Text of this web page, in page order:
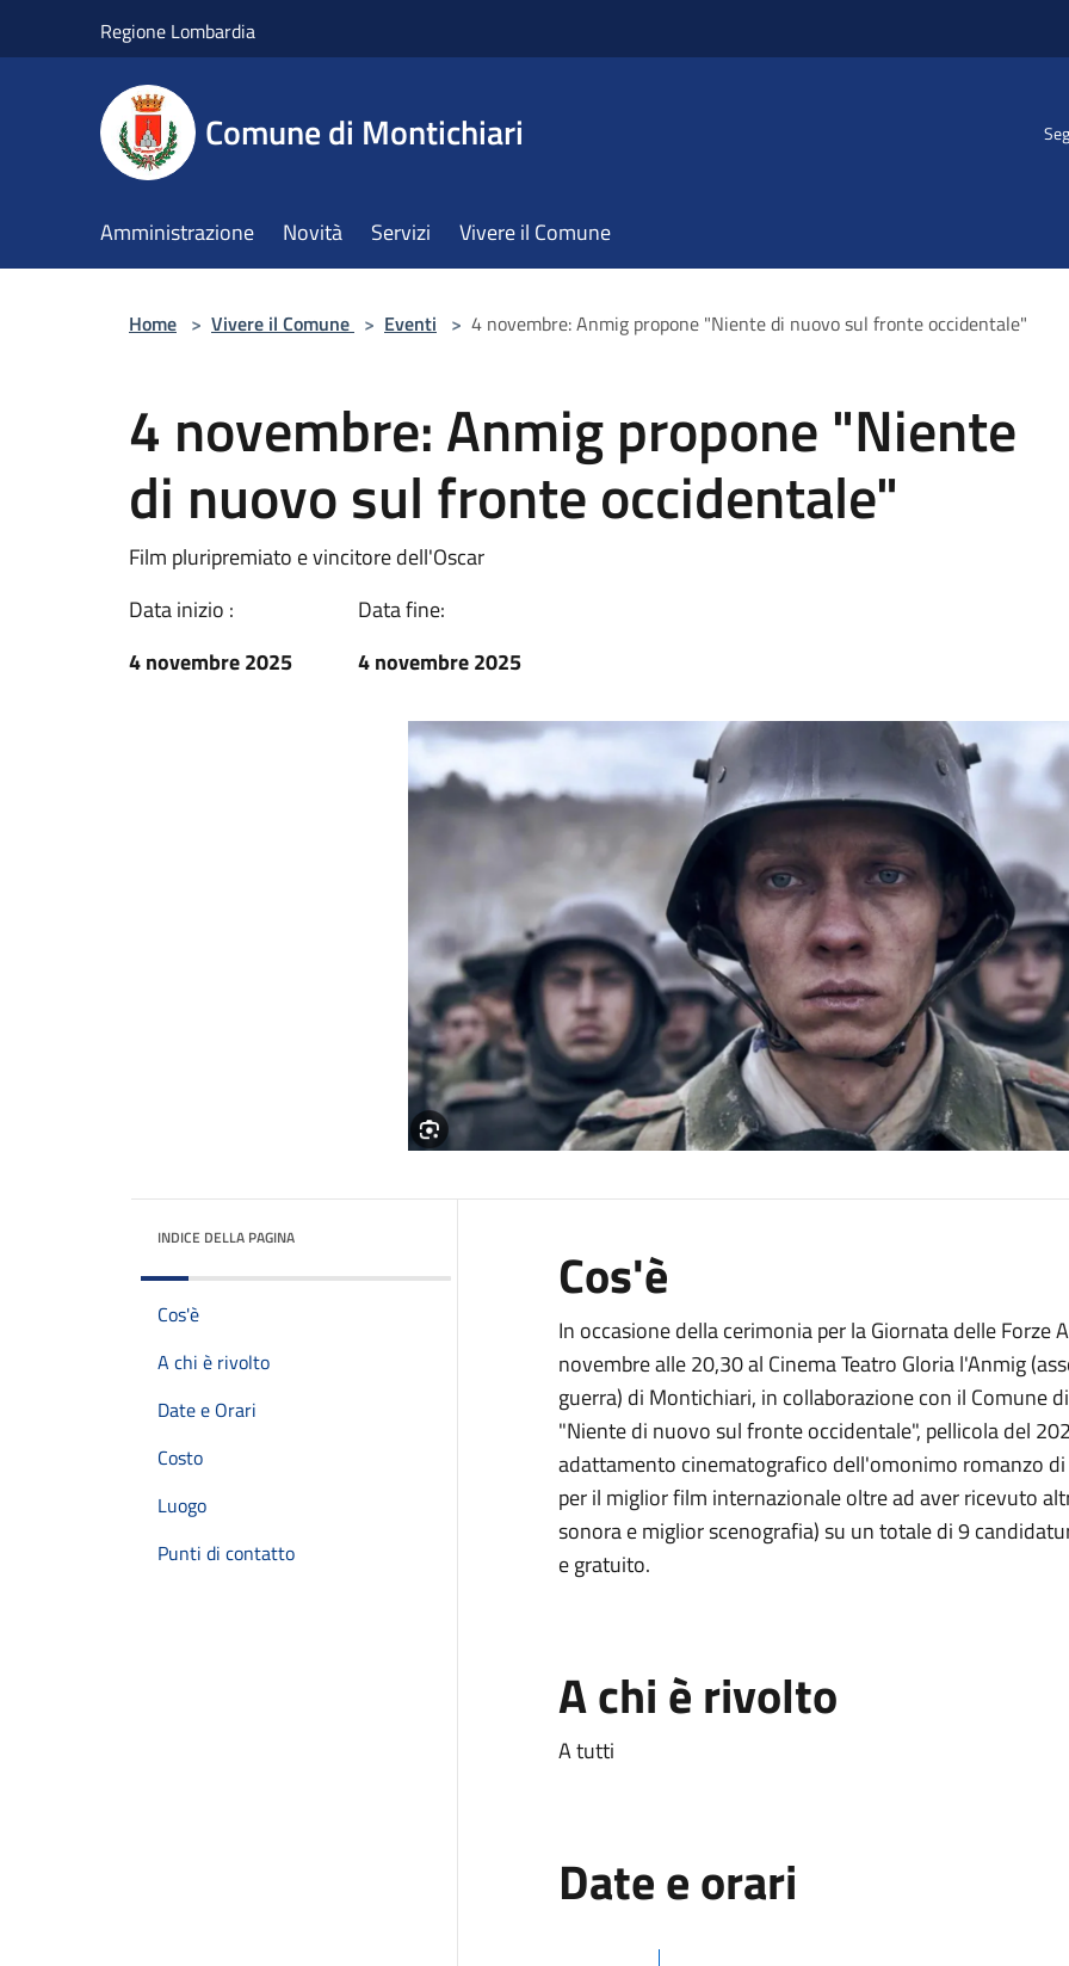
Regione Lombardia
Comune di Montichiari
Amministrazione Novità Servizi Vivere il Comune
Home > Vivere il Comune > Eventi > 4 novembre: Anmig propone "Niente di nuovo sul fronte occidentale"
4 novembre: Anmig propone "Niente
di nuovo sul fronte occidentale"
Film pluripremiato e vincitore dell'Oscar
Data inizio :
4 novembre 2025
Data fine:
4 novembre 2025
INDICE DELLA PAGINA
Cos'è
A chi è rivolto
Date e Orari
Costo
Luogo
Punti di contatto
Cos'è
In occasione della cerimonia per la Giornata delle
novembre alle 20,30 al Cinema Teatro Gloria l'Anmig
guerra) di Montichiari, in collaborazione con il Comune
"Niente di nuovo sul fronte occidentale", pellicola del
adattamento cinematografico dell'omonimo romanzo
per il miglior film internazionale oltre ad aver ricevuto
sonora e miglior scenografia) su un totale di 9
e gratuito.
A chi è rivolto
A tutti
Date e orari